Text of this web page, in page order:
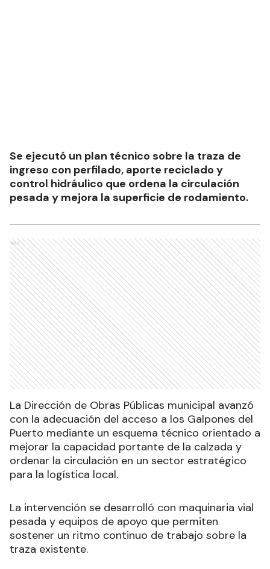
Se ejecutó un plan técnico sobre la traza de
pesada y mejora la superficie de rodamiento.
Ads
La Dirección de Obras Públicas municipal avanzó
con la adecuación del acceso a los Galpones del
Puerto mediante un esquema técnico orientado a
ordenar la circulación en un sector estratégico
para la logística local.
La intervención se desarrolló con maquinaria vial